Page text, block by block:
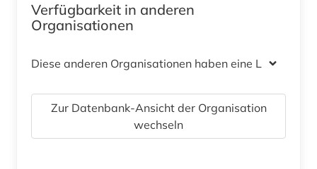
Verfügbarkeit in anderen
Organisationen
Diese anderen Organisationen haben eine Lizenz
Zur Datenbank-Ansicht der Organisation
wechseln